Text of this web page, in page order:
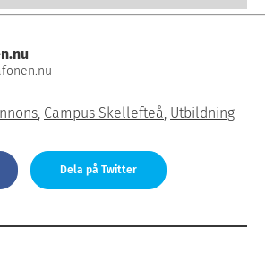
Campus Skellefteå Utbildning
Dela på Twitter